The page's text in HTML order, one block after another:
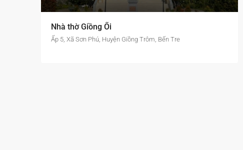
Nhà thờ Giồng Ổi
Ấp 5, Xã Sơn Phú, Huyện Giồng Trôm, Bến Tre